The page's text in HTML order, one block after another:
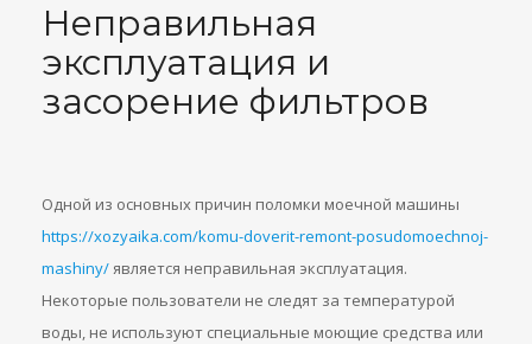
Неправильная
эксплуатация и
засорение фильтров
Одной из основных причин поломки моечной машины
https://xozyaika.com/komu-doverit-remont-posudomoechnoj-
mashiny/является неправильная эксплуатация.
Некоторые пользователи не следят за температурой
воды, не используют специальные моющие средства или